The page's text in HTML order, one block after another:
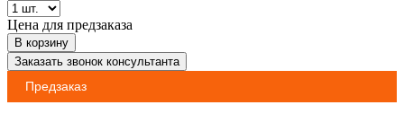
Цена для предзаказа
В корзину
Заказать звонок консультанта
Предзаказ